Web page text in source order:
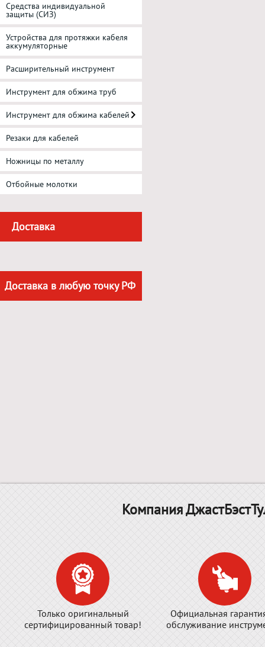
Средства индивидуальной
защиты (СИЗ)
Устройства для протяжки кабеля
аккумуляторные
Расширительный инструмент
Инструмент для обжима труб
Инструмент для обжима кабелей
Резаки для кабелей
Ножницы по металлу
Отбойные молотки
Доставка
Доставка в любую точку РФ
Компания
Только оригинальный
сертифицированный товар!
Официальная
обслуживание